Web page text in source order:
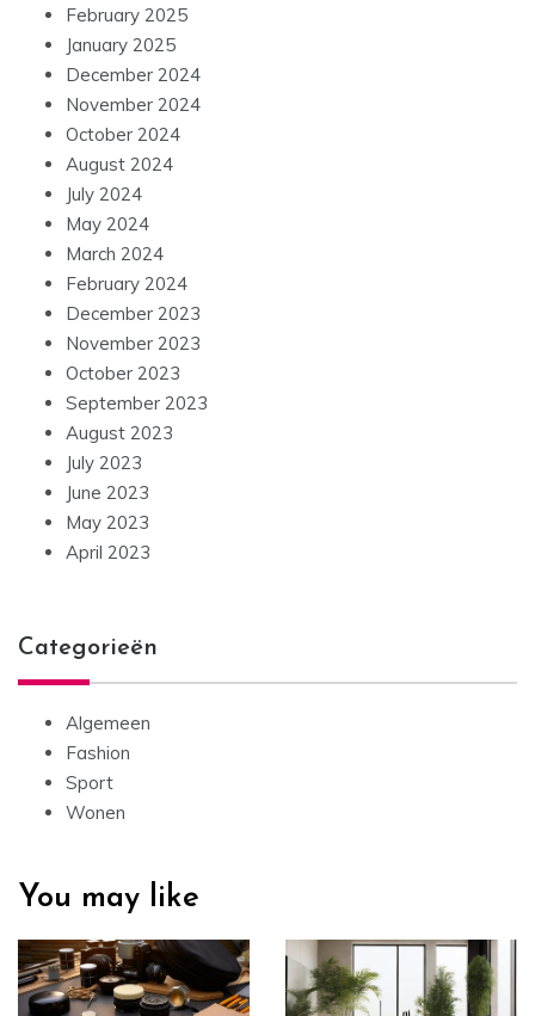
February 2025
January 2025
December 2024
November 2024
October 2024
August 2024
July 2024
May 2024
March 2024
February 2024
December 2023
November 2023
October 2023
September 2023
August 2023
July 2023
June 2023
May 2023
April 2023
Categorieën
Algemeen
Fashion
Sport
Wonen
You may like